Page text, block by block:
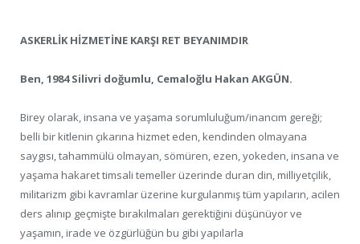
ASKERLİK HİZMETİNE KARŞI RET BEYANIMDIR
Ben, 1984 Silivri doğumlu, Cemaloğlu Hakan AKGÜN.
Birey olarak, insana ve yaşama sorumluluğum/inancım gereği;
belli bir kitlenin çıkarına hizmet eden, kendinden olmayana
saygısı, tahammülü olmayan, sömüren, ezen, yokeden, insana ve
yaşama hakaret timsali temeller üzerinde duran din, milliyetçilik,
militarizm gibi kavramlar üzerine kurgulanmış tüm yapıların, acilen
ders alınıp geçmişte bırakılmaları gerektiğini düşünüyor ve
yaşamın, irade ve özgürlüğün bu gibi yapılarla